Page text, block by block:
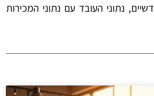
נתוני העובד עם נתוני המכירות